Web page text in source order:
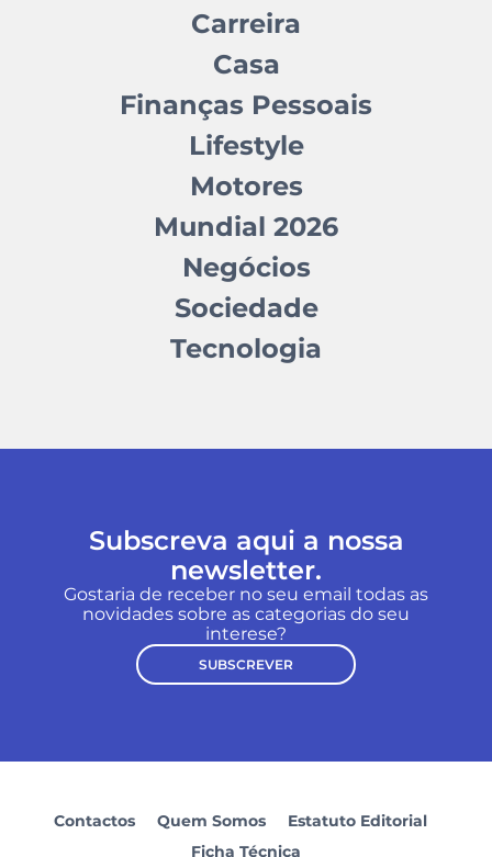
Carreira
Casa
Finanças Pessoais
Lifestyle
Motores
Mundial 2026
Negócios
Sociedade
Tecnologia
Subscreva aqui a nossa
newsletter.
Gostaria de receber no seu email todas as
novidades sobre as categorias do seu
interese?
SUBSCREVER
Contactos Quem Somos
Estatuto Editorial
Ficha Técnica